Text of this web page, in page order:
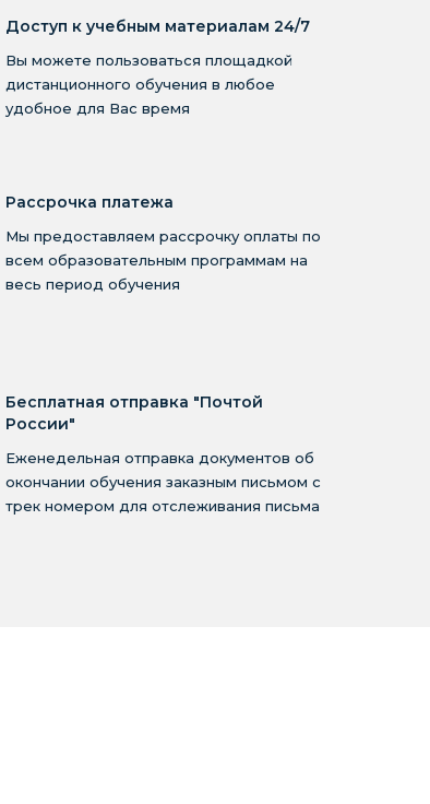
Доступ к учебным материалам 24/7
Вы можете пользоваться площадкой
дистанционного обучения в любое
удобное для Вас время
Рассрочка платежа
Мы предоставляем рассрочку оплаты по
всем образовательным программам на
весь период обучения
Бесплатная отправка "Почтой
России"
Еженедельная отправка документов об
окончании обучения заказным письмом с
трек номером для отслеживания письма